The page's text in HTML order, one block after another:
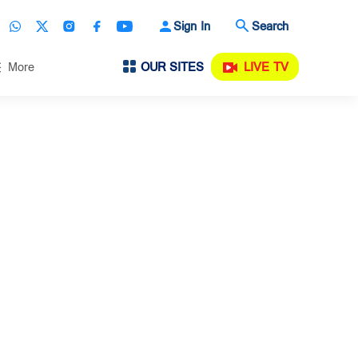
Sign In Search
More OUR SITES LIVE TV